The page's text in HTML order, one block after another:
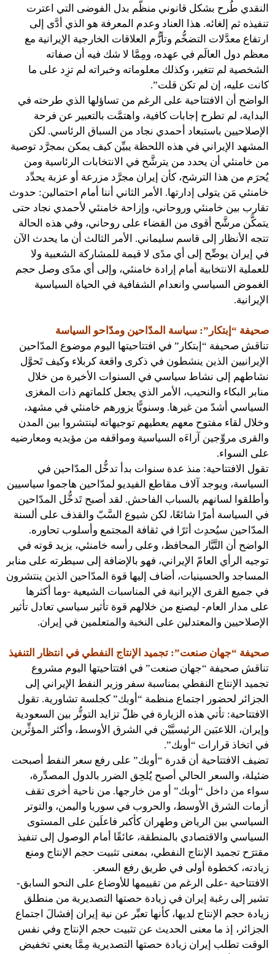
النقدي طُرح بشكل قانوني منظَّم بدل الفوضى التي اعترت
تنفيذه ثم إلغائه. هذا العناد وعدم المعرفة هو الذي أدَّى إلى
ارتفاع معدَّلات التضخُّم وتأزُّم العلاقات الخارجية الإيرانية مع
معظم دول العالَم في عهده، ومِمَّا لا شك فيه أن صفاته
الشخصية لم تتغير، وكذلك معلوماته وخبراته لم تزِد على ما
كانت عليه، إن لم تكن قلت”.
الواضح أن الافتتاحية على الرغم من تساؤلها الذي طرحته في
البداية، لم تطرح إجابات كافية، واهتمَّت بالتعبير عن فرحة
الإصلاحيين باستبعاد أحمدي نجاد من السباق الرئاسي. لكن
المشهد الإيراني في هذه اللحظة يبيِّن كيف يمكن بمجرَّد توصية
من خامنئي أن يحدد من يترشَّح في الانتخابات الرئاسية ومن
يُحرَم من هذا الترشح، كأن إيران مجرَّد مزرعة أو عزبة يحدِّد
خامنئي مَن يتولى إدارتها. الأمر الثاني أننا أمام احتمالين: حدوث
تقارب بين خامنئي وروحاني، وإزاحة خامنئي لأحمدي نجاد حتى
يتمكَّن مرشَّح أقوى من القضاء على روحاني، وفي هذه الحالة
تتجه الأنظار إلى قاسم سليماني. الأمر الثالث أن ما يحدث الآن
في إيران يوضِّح إلى أي مدًى لا قيمة للمشاركة الشعبية ولا
للعملية الانتخابية أمام إرادة خامنئي، وإلى أي مدًى وصل حجم
الغموض السياسي وانعدام الشفافية في الحياة السياسية
الإيرانية.
صحيفة “إبتكار”: سياسة المدّاحين ومدّاحو السياسة
تناقش صحيفة “إبتكار” في افتتاحيتها اليوم موضوع المدّاحين
الإيرانيين الذين ينشطون في ذكرى واقعة كربلاء وكيف تَحوَّل
نشاطهم إلى نشاط سياسي في السنوات الأخيرة من خلال
منابر البكاء والنحيب، الأمر الذي يجعل كلماتهم ذات المغزى
السياسي أشدّ من غيرها. وسنويًّا يزورهم خامنئي في مشهد،
وخلال لقاء مفتوح معهم يعطيهم توجيهاته لينتشروا بين المدن
والقرى مروِّجين آراءَه السياسية ومواقفه من مؤيديه ومعارضيه
على السواء.
تقول الافتتاحية: منذ عدة سنوات بدأ تدخُّل المدّاحين في
السياسة، ويوجد آلاف مقاطع الفيديو لمدّاحين هاجموا سياسيين
وأطلقوا لسانهم بالسباب الفاحش. لقد أصبح تَدخُّل المدّاحين
في السياسة أمرًا شائعًا، لكن شيوع السَّبّ والقذف على ألسنة
المدّاحين سيُحدِث أثرًا في ثقافة المجتمع وأسلوب تحاوره.
الواضح أن التَّيَّار المحافظ، وعلى رأسه خامنئي، يزيد قوته في
توجيه الرأي العامّ الإيراني، فهو بالإضافة إلى سيطرته على منابر
المساجد والحسينيات، أضاف إليها قوة المدّاحين الذين ينتشرون
في جميع القرى الإيرانية في المناسبات الشيعية -وما أكثرها
على مدار العام- ليصنع من خلالهم قوة تأثير سياسي تعادل تأثير
الإصلاحيين والمعتدلين على النخبة والمتعلمين في إيران.
صحيفة “جهان صنعت”: تجميد الإنتاج النفطي في انتظار التنفيذ
تناقش صحيفة “جهان صنعت” في افتتاحيتها اليوم مشروع
تجميد الإنتاج النفطي بمناسبة سفر وزير النفط الإيراني إلى
الجزائر لحضور اجتماع منظمة “أوبك” كجلسة تشاورية. تقول
الافتتاحية: تأتي هذه الزيارة في ظلّ تزايد التوتُّر بين السعودية
وإيران، اللاعبَين الرئيسيَّيْن في الشرق الأوسط، وأكثر المؤثِّرين
في اتخاذ قرارات “أوبك”.
تضيف الافتتاحية أن قدرة “أوبك” على رفع سعر النفط أصبحت
ضئيلة، والسعر الحالي أصبح يُلحِق الضرر بالدول المصدِّرة،
سواء من داخل “أوبك” أو من خارجها. من ناحية أخرى تقف
أزمات الشرق الأوسط، والحروب في سوريا واليمن، والتوتر
السياسي بين الرياض وطهران كأكبر فاعلَين على المستوى
السياسي والاقتصادي بالمنطقة، عائقًا أمام الوصول إلى تنفيذ
مقترَح تجميد الإنتاج النفطي، بمعنى تثبيت حجم الإنتاج ومنع
زيادته، كخطوة أولى في طريق رفع السعر.
الافتتاحية -على الرغم من تقييمها للأوضاع على النحو السابق-
تشير إلى رغبة إيران في زيادة حصتها التصديرية من منطلق
زيادة حجم الإنتاج لديها، كأنها تعبِّر عن نية إيران إفشالَ اجتماع
الجزائر، إذ ما معنى الحديث عن تثبيت حجم الإنتاج وفي نفس
الوقت تطلب إيران زيادة حصتها التصديرية مِمَّا يعني تخفيض